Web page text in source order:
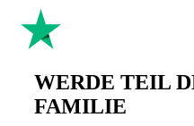
WERDE TEIL
FAMILIE